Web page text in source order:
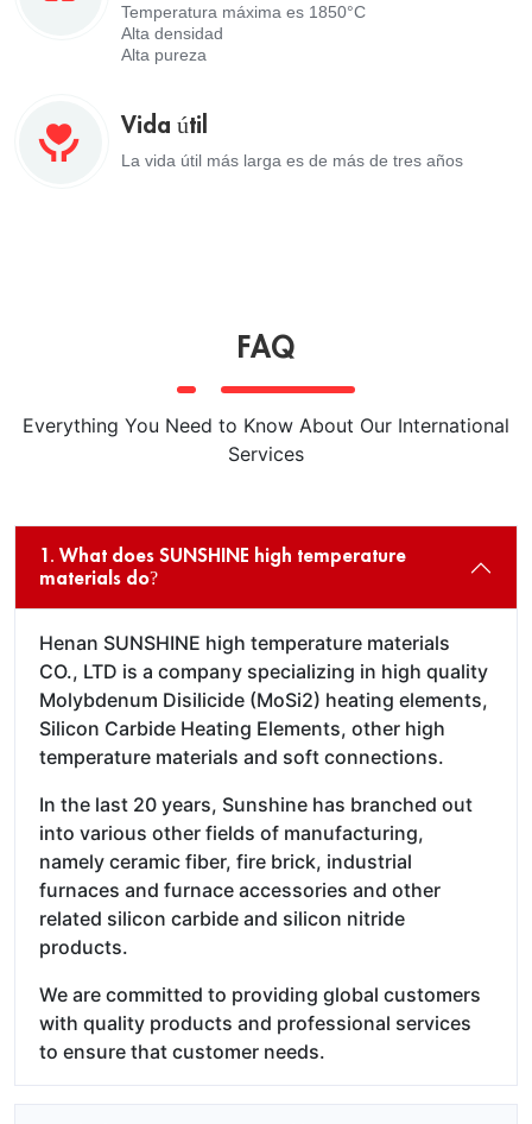
Temperatura máxima es 1850°C
Alta densidad
Alta pureza
Vida útil
La vida útil más larga es de más de tres años
FAQ
Everything You Need to Know About Our International
Services
1. What does SUNSHINE high temperature
materials do?
Henan SUNSHINE high temperature materials
CO., LTD is a company specializing in high quality
Molybdenum Disilicide (MoSi2) heating elements,
Silicon Carbide Heating Elements, other high
temperature materials and soft connections.
In the last 20 years, Sunshine has branched out
into various other fields of manufacturing,
namely ceramic fiber, fire brick, industrial
furnaces and furnace accessories and other
related silicon carbide and silicon nitride
products.
We are committed to providing global customers
with quality products and professional services
to ensure that customer needs.